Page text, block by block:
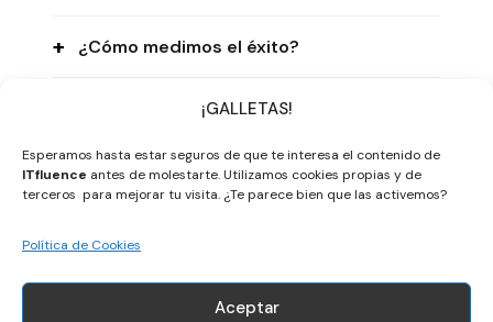
¡GALLETAS!
Esperamos hasta estar seguros de que te interesa el contenido de
ITfluence antes de molestarte. Utilizamos cookies propias y de
terceros para mejorar tu visita. ¿Te parece bien que las activemos?
Política de Cookies
Aceptar
¿Cómo medimos el éxito?
¿Cuánto tarda la implantación?
¿Qué pasa con la seguridad y los
secretos (tokens)?